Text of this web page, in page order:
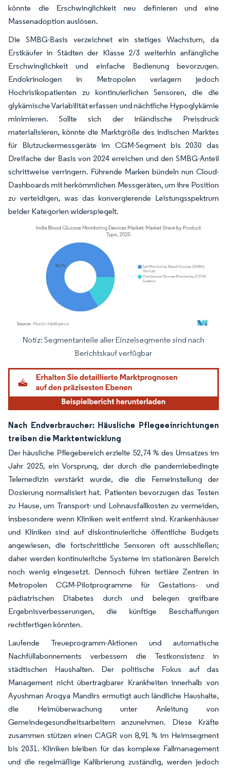
könnte die Erschwinglichkeit neu definieren und eine
Massenadoption auslösen.
Die SMBG-Basis verzeichnet ein stetiges Wachstum, da
Erstkäufer in Städten der Klasse 2/3 weiterhin anfängliche
Erschwinglichkeit und einfache Bedienung bevorzugen.
Endokrinologen in Metropolen verlagern jedoch
Hochrisikopatienten zu kontinuierlichen Sensoren, die die
glykämische Variabilität erfassen und nächtliche Hypoglykämie
minimieren. Sollte sich der inländische Preisdruck
materialisieren, könnte die Marktgröße des indischen Marktes
für Blutzuckermessgeräte im CGM-Segment bis 2030 das
Dreifache der Basis von 2024 erreichen und den SMBG-Anteil
schrittweise verringern. Führende Marken bündeln nun Cloud-
Dashboards mit herkömmlichen Messgeräten, um ihre Position
zu verteidigen, was das konvergierende Leistungsspektrum
beider Kategorien widerspiegelt.
Bild © Mordor Intelligence. Wiederverwendung erfordert Namensnennung
Notiz: Segmentanteile aller Einzelsegmente sind nach
Berichtskauf verfügbar
Nach Endverbraucher: Häusliche Pflegeeinrichtungen
treiben die Marktentwicklung
Der häusliche Pflegebereich erzielte 52,74 % des Umsatzes im
Jahr 2025, ein Vorsprung, der durch die pandemiebedingte
Telemedizin verstärkt wurde, die die Ferneinstellung der
Dosierung normalisiert hat. Patienten bevorzugen das Testen
zu Hause, um Transport- und Lohnausfallkosten zu vermeiden,
insbesondere wenn Kliniken weit entfernt sind. Krankenhäuser
und Kliniken sind auf diskontinuierliche öffentliche Budgets
angewiesen, die fortschrittliche Sensoren oft ausschließen;
daher werden kontinuierliche Systeme im stationären Bereich
noch wenig eingesetzt. Dennoch führen tertiäre Zentren in
Metropolen CGM-Pilotprogramme für Gestations- und
pädiatrischen Diabetes durch und belegen greifbare
Ergebnisverbesserungen, die künftige Beschaffungen
rechtfertigen könnten.
Laufende Treueprogramm-Aktionen und automatische
Nachfüllabonnements verbessern die Testkonsistenz in
städtischen Haushalten. Der politische Fokus auf das
Management nicht übertragbarer Krankheiten innerhalb von
Ayushman Arogya Mandirs ermutigt auch ländliche Haushalte,
die Heimüberwachung unter Anleitung von
Gemeindegesundheitsarbeitern anzunehmen. Diese Kräfte
zusammen stützen einen CAGR von 8,91 % im Heimsegment
bis 2031. Kliniken bleiben für das komplexe Fallmanagement
und die regelmäßige Kalibrierung zuständig, werden jedoch